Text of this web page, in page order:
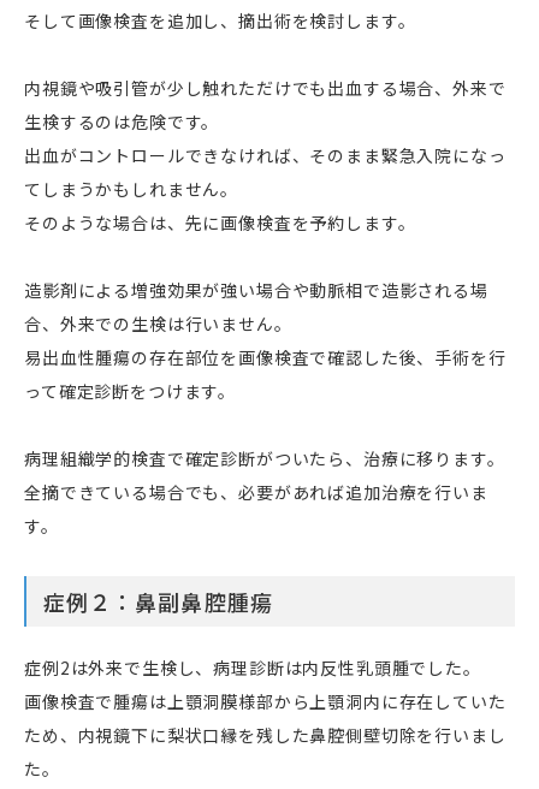
そして画像検査を追加し、摘出術を検討します。
内視鏡や吸引管が少し触れただけでも出血する場合、外来で
生検するのは危険です。
出血がコントロールできなければ、そのまま緊急入院になっ
てしまうかもしれません。
そのような場合は、先に画像検査を予約します。
造影剤による増強効果が強い場合や動脈相で造影される場
合、外来での生検は行いません。
易出血性腫瘍の存在部位を画像検査で確認した後、手術を行
って確定診断をつけます。
病理組織学的検査で確定診断がついたら、治療に移ります。
全摘できている場合でも、必要があれば追加治療を行いま
す。
症例２：鼻副鼻腔腫瘍
症例2は外来で生検し、病理診断は内反性乳頭腫でした。
画像検査で腫瘍は上顎洞膜様部から上顎洞内に存在していた
ため、内視鏡下に梨状口縁を残した鼻腔側壁切除を行いまし
た。